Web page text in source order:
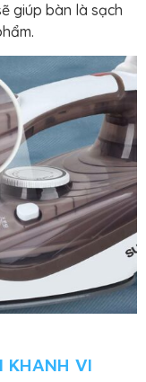
giúp bàn là sạch
KHANH VI